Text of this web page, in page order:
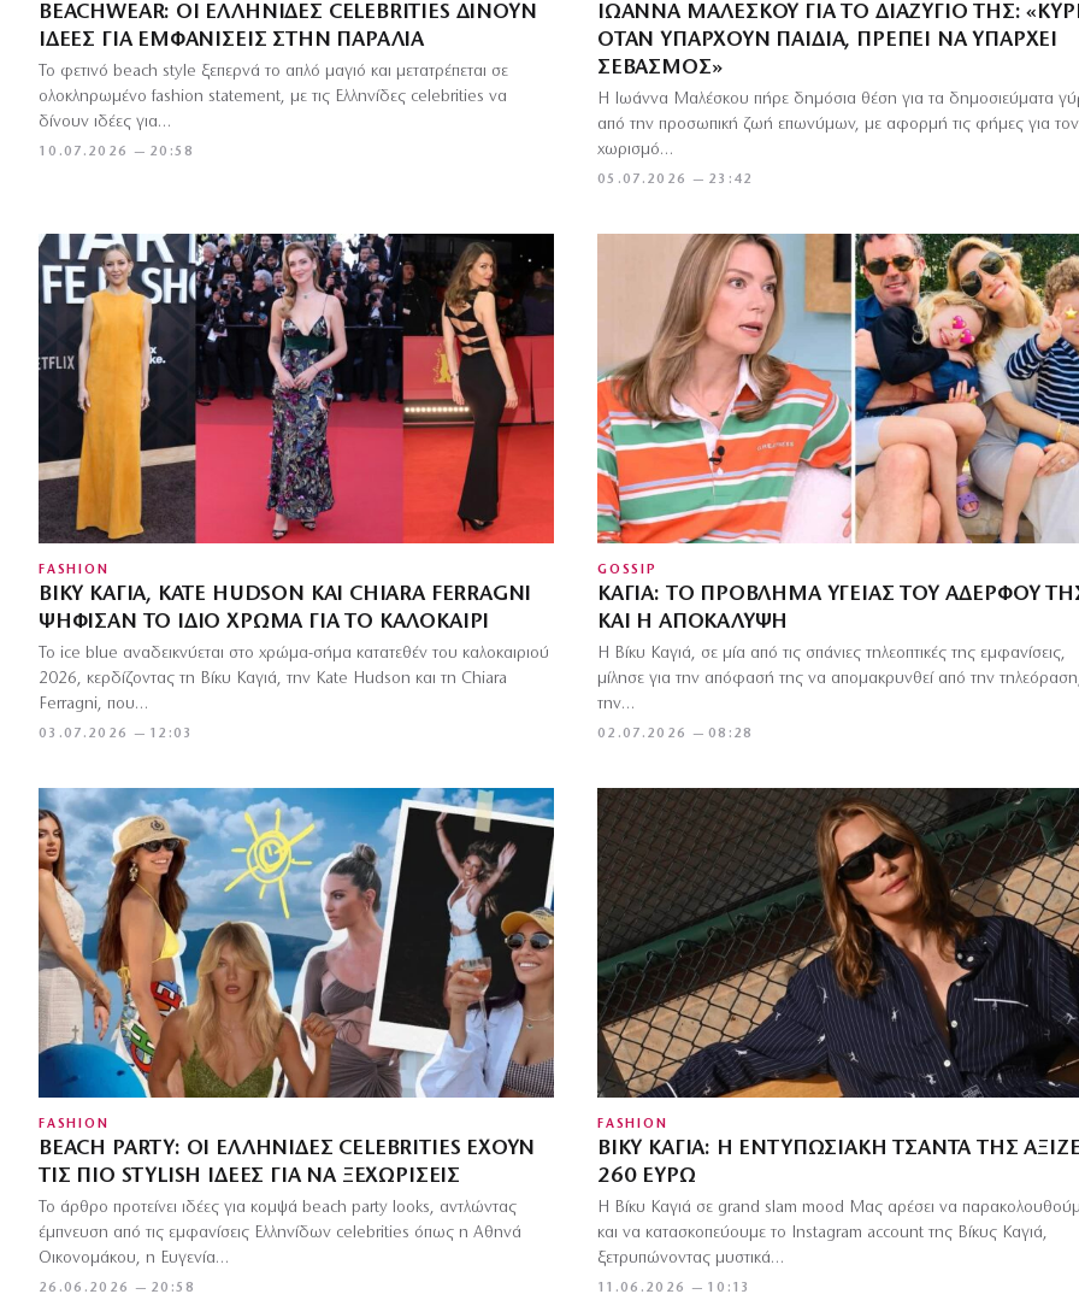
BEACHWEAR: ΟΙ ΕΛΛΗΝΊΔΕΣ CELEBRITIES ΔΊΝΟΥΝ
ΙΔΈΕΣ ΓΙΑ ΕΜΦΑΝΊΣΕΙΣ ΣΤΗΝ ΠΑΡΑΛΊΑ
10.07.2026 — 20:58
Το φετινό beach style ξεπερνά το απλό μαγιό και μετατρέπεται σε
ολοκληρωμένο fashion statement, με τις Ελληνίδες celebrities να
δίνουν ιδέες για…
ΙΩΆΝΝΑ ΜΑΛΈΣΚΟΥ ΓΙΑ ΤΟ ΔΙΑΖΎΓΙΌ ΤΗΣ:
ΌΤΑΝ ΥΠΆΡΧΟΥΝ ΠΑΙΔΙΆ, ΠΡΈΠΕΙ ΝΑ ΥΠΆΡΧΕΙ
ΣΕΒΑΣΜΌΣ»
05.07.2026 — 23:42
Η Ιωάννα Μαλέσκου πήρε δημόσια θέση για τα δημοσιεύματα
από την προσωπική ζωή επωνύμων, με αφορμή τις φήμες για τον
χωρισμό…
FASHION
ΒΊΚΥ ΚΑΓΙΆ, KATE HUDSON ΚΑΙ CHIARA FERRAGNI
ΨΉΦΙΣΑΝ ΤΟ ΊΔΙΟ ΧΡΏΜΑ ΓΙΑ ΤΟ ΚΑΛΟΚΑΊΡΙ
03.07.2026 — 12:03
Το ice blue αναδεικνύεται στο χρώμα-σήμα κατατεθέν του καλοκαιριού
2026, κερδίζοντας τη Βίκυ Καγιά, την Kate Hudson και τη Chiara
Ferragni, που…
GOSSIP
ΚΑΓΙΆ: ΤΟ ΠΡΌΒΛΗΜΑ ΥΓΕΊΑΣ ΤΟΥ ΑΔΕΡΦΟΎ
ΚΑΙ Η ΑΠΟΚΆΛΥΨΗ
02.07.2026 — 08:28
Η Βίκυ Καγιά, σε μία από τις σπάνιες τηλεοπτικές της εμφανίσεις,
μίλησε για την απόφασή της να απομακρυνθεί από την
την…
FASHION
BEACH PARTY: ΟΙ ΕΛΛΗΝΊΔΕΣ CELEBRITIES ΈΧΟΥΝ
ΤΙΣ ΠΙΟ STYLISH ΙΔΈΕΣ ΓΙΑ ΝΑ ΞΕΧΩΡΊΣΕΙΣ
26.06.2026 — 20:58
Το άρθρο προτείνει ιδέες για κομψά beach party looks, αντλώντας
έμπνευση από τις εμφανίσεις Ελληνίδων celebrities όπως η Αθηνά
Οικονομάκου, η Ευγενία…
FASHION
ΒΊΚΥ ΚΑΓΙΆ: Η ΕΝΤΥΠΩΣΙΑΚΉ ΤΣΆΝΤΑ ΤΗΣ
260 ΕΥΡΏ
11.06.2026 — 10:13
Η Βίκυ Καγιά σε grand slam mood Μας αρέσει να
και να κατασκοπεύουμε το Instagram account της Βίκυς Καγιά,
ξετρυπώνοντας μυστικά…